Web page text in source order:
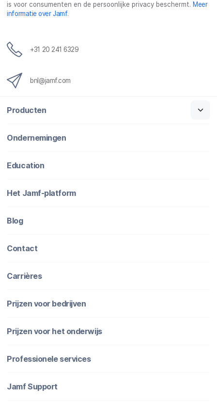
is voor consumenten en de persoonlijke privacy beschermt. Meer
informatie over Jamf.
+31 20 241 6329
bnl@jamf.com
Producten
Ondernemingen
Education
Het Jamf-platform
Blog
Contact
Carrières
Prijzen voor bedrijven
Prijzen voor het onderwijs
Professionele services
Jamf Support